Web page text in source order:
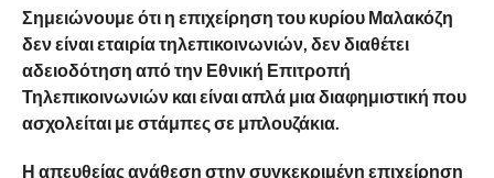
Σημειώνουμε ότι η επιχείρηση του κυρίου Μαλακόζη
δεν είναι εταιρία τηλεπικοινωνιών, δεν διαθέτει
αδειοδότηση από την Εθνική Επιτροπή
Τηλεπικοινωνιών και είναι απλά μια διαφημιστική που
ασχολείται με στάμπες σε μπλουζάκια.
Η απευθείας ανάθεση στην συγκεκριμένη επιχείρηση